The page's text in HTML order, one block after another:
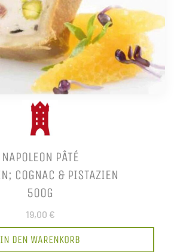
NAPOLEON PÂTÉ
COGNAC & PISTAZIEN
500G
19,00 €
IN DEN WARENKORB